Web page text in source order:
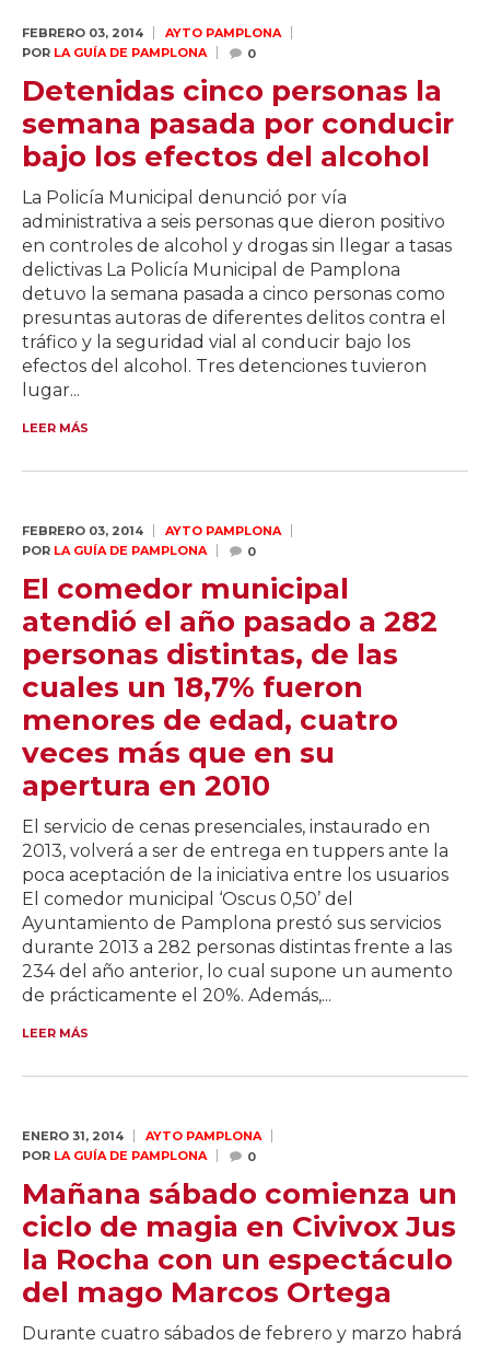
FEBRERO 03, 2014
AYTO PAMPLONA
POR LA GUÍA DE PAMPLONA 0
Detenidas cinco personas la
semana pasada por conducir
bajo los efectos del alcohol
La Policía Municipal denunció por vía
administrativa a seis personas que dieron positivo
en controles de alcohol y drogas sin llegar a tasas
delictivas La Policía Municipal de Pamplona
detuvo la semana pasada a cinco personas como
presuntas autoras de diferentes delitos contra el
tráfico y la seguridad vial al conducir bajo los
efectos del alcohol. Tres detenciones tuvieron
lugar...
LEER MÁS
FEBRERO 03, 2014
AYTO PAMPLONA
POR LA GUÍA DE PAMPLONA 0
El comedor municipal
atendió el año pasado a 282
personas distintas, de las
cuales un 18,7% fueron
menores de edad, cuatro
veces más que en su
apertura en 2010
El servicio de cenas presenciales, instaurado en
2013, volverá a ser de entrega en tuppers ante la
poca aceptación de la iniciativa entre los usuarios
El comedor municipal ‘Oscus 0,50’ del
Ayuntamiento de Pamplona prestó sus servicios
durante 2013 a 282 personas distintas frente a las
234 del año anterior, lo cual supone un aumento
de prácticamente el 20%. Además,...
LEER MÁS
ENERO 31, 2014
AYTO PAMPLONA
POR LA GUÍA DE PAMPLONA 0
Mañana sábado comienza un
ciclo de magia en Civivox Jus
la Rocha con un espectáculo
del mago Marcos Ortega
Durante cuatro sábados de febrero y marzo habrá